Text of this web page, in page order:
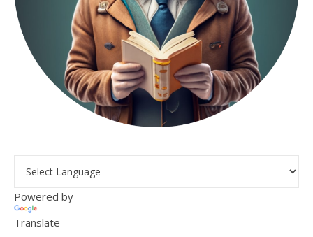
Powered by
Translate